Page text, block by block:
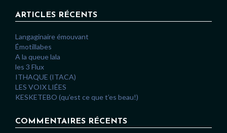
ARTICLES RÉCENTS
Langaginaire émouvant
Émotillabes
A la queue lala
les 3 Flux
ITHAQUE (ITACA)
LES VOIX LIÉES
KESKETEBO (qu’est ce que t’es beau!)
COMMENTAIRES RÉCENTS